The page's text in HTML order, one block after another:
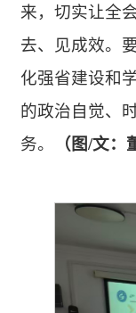
来，切实让全
去、见成效。
化强省建设和
的政治自觉、
务。
（ 图/文：